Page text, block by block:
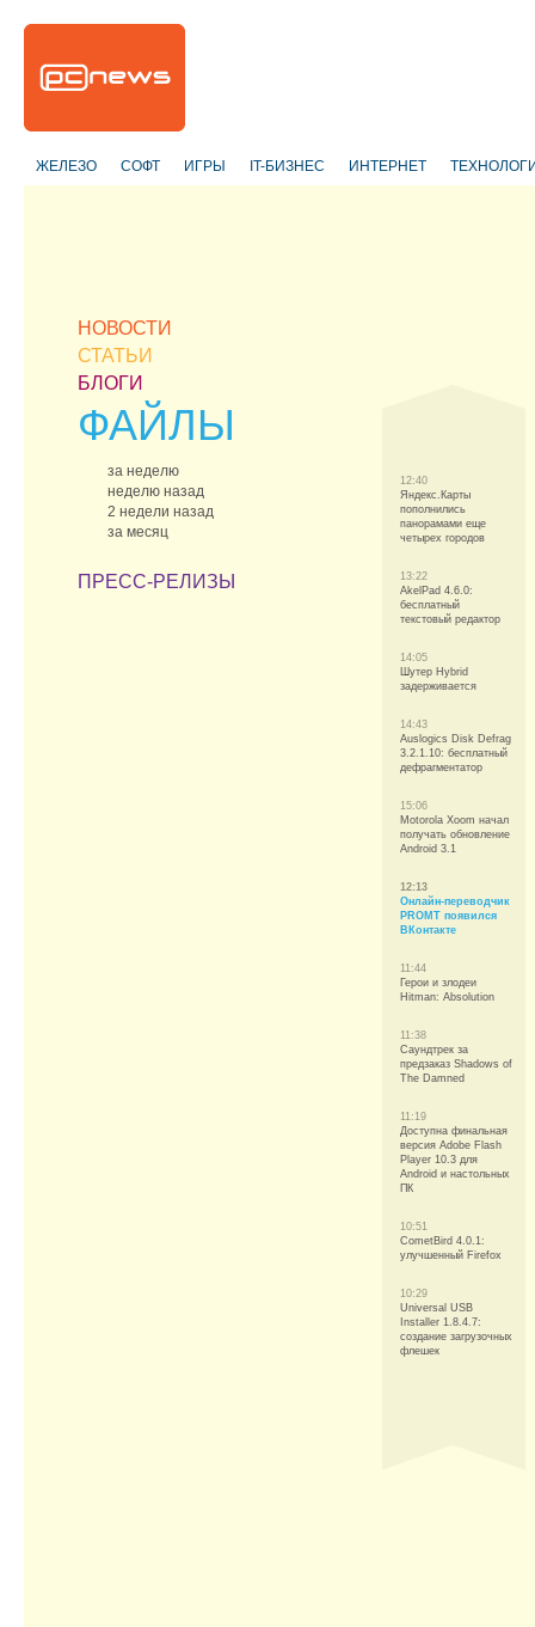
ЖЕЛЕЗО СОФТ ИГРЫ IT-БИЗНЕС ИНТЕРНЕТ
НОВОСТИ
СТАТЬИ
БЛОГИ
ФАЙЛЫ
за неделю
неделю назад
2 недели назад
за месяц
ПРЕСС-РЕЛИЗЫ
12:40
Яндекс.Карты
пополнились
панорамами еще
четырех городов
13:22
AkelPad 4.6.0:
бесплатный
текстовый редактор
14:05
Шутер Hybrid
задерживается
14:43
Auslogics Disk Defrag
3.2.1.10: бесплатный
дефрагментатор
15:06
Motorola Xoom начал
получать обновление
Android 3.1
12:13
Онлайн-переводчик
PROMT появился
ВКонтакте
11:44
Герои и злодеи
Hitman: Absolution
11:38
Саундтрек за
предзаказ Shadows of
The Damned
11:19
Доступна финальная
версия Adobe Flash
Player 10.3 для
Android и настольных
ПК
10:51
CometBird 4.0.1:
улучшенный Firefox
10:29
Universal USB
Installer 1.8.4.7:
создание загрузочных
флешек